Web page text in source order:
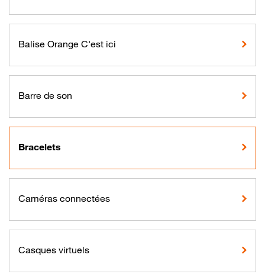
Balise Orange C'est ici
Barre de son
Bracelets
Caméras connectées
Casques virtuels